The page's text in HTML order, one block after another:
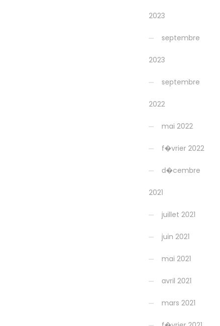
2023
septembre
2023
septembre
2022
mai 2022
f�vrier 2022
d�cembre
2021
juillet 2021
juin 2021
mai 2021
avril 2021
mars 2021